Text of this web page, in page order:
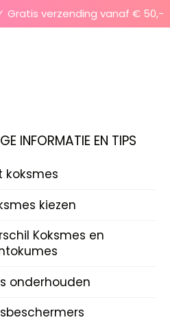
verzending vanaf € 50,-
INFORMATIE EN TIPS
koksmes
kiezen
Koksmes en
onderhouden